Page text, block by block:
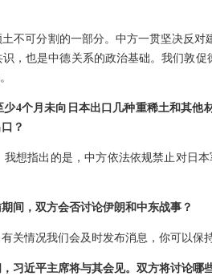
不可分割的一部分。中方一贯坚决反
，也是中德关系的政治基础。我们敦
4个月未向日本出口几种重稀土和其
？
想指出的是，中方依法依规禁止对日
间，双方会否讨论伊朗和中东战事？
关情况我们会及时发布消息，你可以保
习近平主席将与其会见。双方将讨论哪